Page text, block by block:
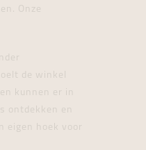
Onze
de winkel
kunnen er in
ontdekken en
eigen hoek voor